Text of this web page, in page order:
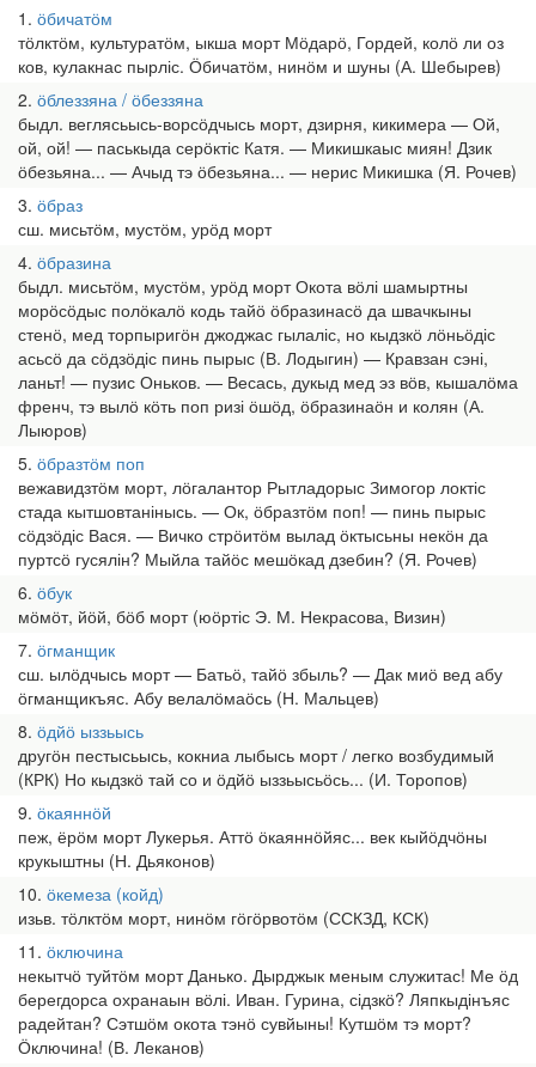
1 ӧбичатӧм
тӧлктӧм, культуратӧм, ыкша морт Мӧдарӧ, Гордей, колӧ ли оз
ков, кулакнас пырліс. Ӧбичатӧм, нинӧм и шуны (А. Шебырев)
2 ӧблеззяна / ӧбеззяна
быдл. веглясьысь-ворсӧдчысь морт, дзирня, кикимера — Ой,
ой, ой! — паськыда серӧктіс Катя. — Микишкаыс миян! Дзик
ӧбезьяна... — Ачыд тэ ӧбезьяна... — нерис Микишка (Я. Рочев)
3 ӧбраз
сш. мисьтӧм, мустӧм, урӧд морт
4 ӧбразина
быдл. мисьтӧм, мустӧм, урӧд морт Окота вӧлі шамыртны
морӧсӧдыс полӧкалӧ кодь тайӧ ӧбразинасӧ да швачкыны
стенӧ, мед торпыригӧн джоджас гылаліс, но кыдзкӧ лӧньӧдіс
асьсӧ да сӧдзӧдіс пинь пырыс (В. Лодыгин) — Кравзан сэні,
ланьт! — пузис Оньков. — Весась, дукыд мед эз вӧв, кышалӧма
френч, тэ вылӧ кӧть поп ризі ӧшӧд, ӧбразинаӧн и колян (А.
Лыюров)
5 ӧбразтӧм поп
вежавидзтӧм морт, лӧгалантор Рытладорыс Зимогор локтіс
стада кытшовтанінысь. — Ок, ӧбразтӧм поп! — пинь пырыс
сӧдзӧдіс Вася. — Вичко стрӧитӧм вылад ӧктысьны некӧн да
пуртсӧ гусялін? Мыйла тайӧс мешӧкад дзебин? (Я. Рочев)
6 ӧбук
мӧмӧт, йӧй, бӧб морт (юӧртіс Э. М. Некрасова, Визин)
7 ӧгманщик
сш. ылӧдчысь морт — Батьӧ, тайӧ збыль? — Дак миӧ вед абу
ӧгманщикъяс. Абу велалӧмаӧсь (Н. Мальцев)
8 ӧдйӧ ыззьысь
другӧн пестысьысь, кокниа лыбысь морт / легко возбудимый
(КРК) Но кыдзкӧ тай со и ӧдйӧ ыззьысьӧсь... (И. Торопов)
9 ӧкаяннӧй
пеж, ёрӧм морт Лукерья. Аттӧ ӧкаяннӧйяс... век кыйӧдчӧны
крукыштны (Н. Дьяконов)
10 ӧкемеза (койд)
изьв. тӧлктӧм морт, нинӧм гӧгӧрвотӧм (ССКЗД, КСК)
11 ӧключина
некытчӧ туйтӧм морт Данько. Дырджык меным служитас! Ме ӧд
берегдорса охранаын вӧлі. Иван. Гурина, сідзкӧ? Ляпкыдінъяс
радейтан? Сэтшӧм окота тэнӧ сувйыны! Кутшӧм тэ морт?
Ӧключина! (В. Леканов)